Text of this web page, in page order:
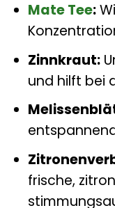
Mate Tee:
Zinnkraut:
und hilft bei
frische,